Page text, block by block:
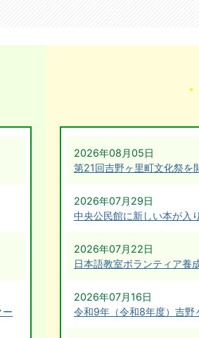
ー
2026年08月05日
第21回吉野ヶ里町文化祭を
2026年07月29日
中央公民館に新しい本が入
2026年07月22日
日本語教室ボランティア養
2026年07月16日
令和9年（令和8年度）吉野